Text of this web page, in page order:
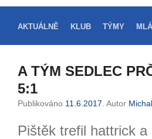
AKTUÁLNĚ KLUB TÝMY
A TÝM SEDLEC
5:1
Publikováno 11.6.2017 . Autor
Pištěk trefil hattrick